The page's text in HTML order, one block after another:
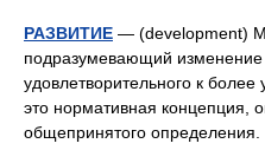
РАЗВИТИЕ — (development)
подразумевающий изменение
удовлетворительного к
это нормативная концепция,
общепринятого